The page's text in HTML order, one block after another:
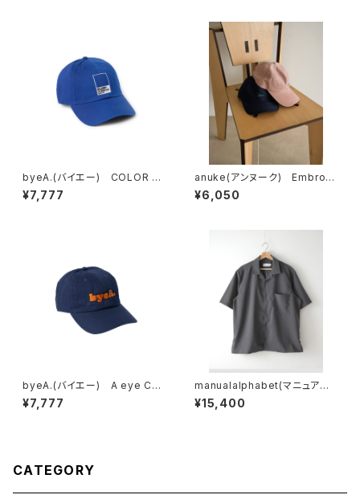
byeA.(バイエー) COLOR C
AP
¥7,777
anuke(アンヌーク) Embroid
ery Logo Cap
¥6,050
byeA.(バイエー) A eye CA
P
¥7,777
manualalphabet(マニュアル
アルファベット) DRY TROPI
CAL OPEN COLLAR SHIRT
¥15,400
CATEGORY